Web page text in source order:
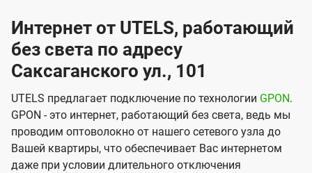
Интернет от UTELS, работающий
без света по адресу
Саксаганского ул., 101
UTELS предлагает подключение по технологии GPON.
GPON - это интернет, работающий без света, ведь мы
проводим оптоволокно от нашего сетевого узла до
Вашей квартиры, что обеспечивает Вас интернетом
даже при условии длительного отключения